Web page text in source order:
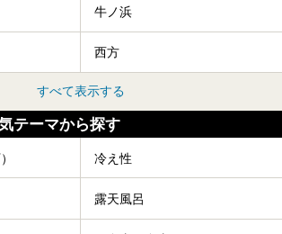
牛ノ浜
西方
すべて表示する
テーマから探す
冷え性
露天風呂